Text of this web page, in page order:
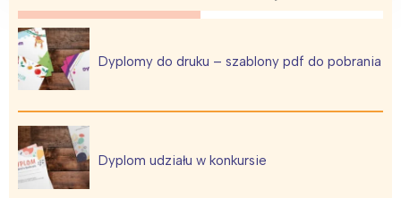
Dyplomy do druku – szablony pdf do pobrania
Dyplom udziału w konkursie